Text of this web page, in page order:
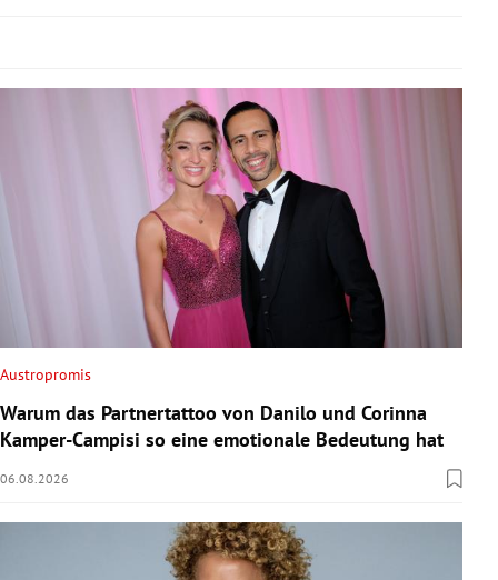
Austropromis
Warum das Partnertattoo von Danilo und Corinna
Kamper-Campisi so eine emotionale Bedeutung hat
06.08.2026